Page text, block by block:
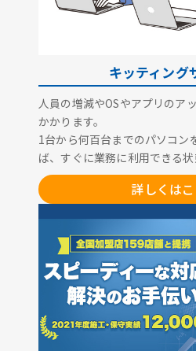
キッティング
人員の増減やOSやアプリのア
かかります。
1台から何百台までのパソコン
ば、すぐに業務に利用できる状
詳しくは